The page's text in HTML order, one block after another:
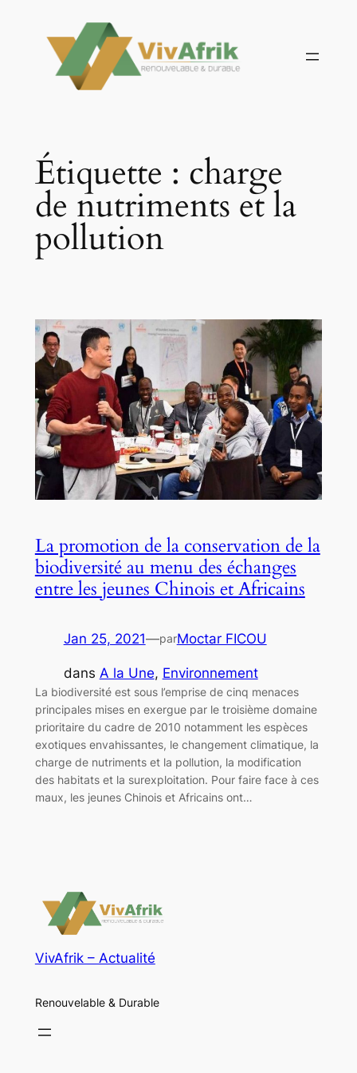
contenu
Étiquette : charge
de nutriments et la
pollution
La promotion de la conservation de la
biodiversité au menu des échanges
entre les jeunes Chinois et Africains
Jan 25, 2021—parMoctar FICOU
dans A la Une, Environnement
La biodiversité est sous l’emprise de cinq menaces
principales mises en exergue par le troisième domaine
prioritaire du cadre de 2010 notamment les espèces
exotiques envahissantes, le changement climatique, la
charge de nutriments et la pollution, la modification
des habitats et la surexploitation. Pour faire face à ces
maux, les jeunes Chinois et Africains ont…
VivAfrik – Actualité
Renouvelable & Durable